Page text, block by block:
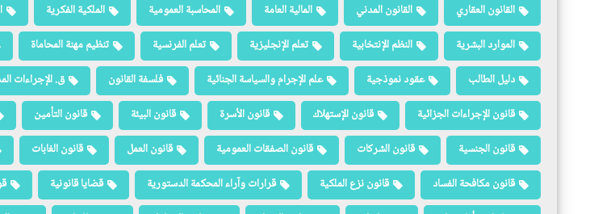
القانون العقاري
القانون المدني المالية العامة المحاسبة العمومية الملكية الفكرية
الموارد البشرية
النظم الإنتخابية تعلم الإنجليزية تعلم الفرنسية تنظيم مهنة المحاماة
دليل الطالب
عقود نموذجية علم الإجرام والسياسة الجنائية فلسفة القانون ق. الإجراءات
قانون الإجراءات الجزائية
قانون الإستهلاك قانون الأسرة قانون البيئة قانون التأمين
قانون الجنسية
قانون الشركات قانون الصفقات العمومية قانون العمل قانون الغابات
قانون مكافحة الفساد
قانون نزع الملكية قرارات وآراء المحكمة الدستورية قضايا قانونية